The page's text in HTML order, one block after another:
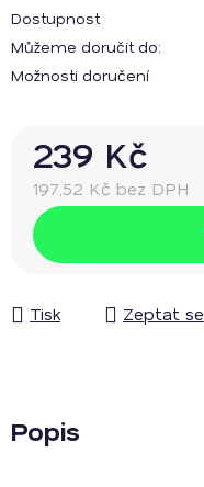
Dostupnost
Můžeme doručit do:
Možnosti doručení
239 Kč
197,52 Kč bez DPH
Měrná cena:
Tisk Zeptat se
Popis